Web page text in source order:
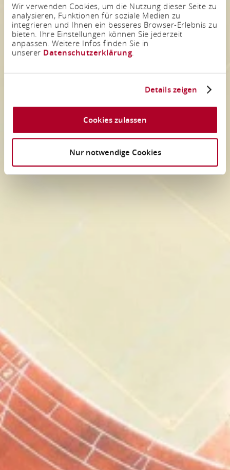
Wir verwenden Cookies, um die Nutzung dieser Seite zu
analysieren, Funktionen für soziale Medien zu
integrieren und Ihnen ein besseres Browser-Erlebnis zu
bieten. Ihre Einstellungen können Sie jederzeit
anpassen. Weitere Infos finden Sie in
unserer Datenschutzerklärung.
Details zeigen
Cookies zulassen
Nur notwendige Cookies